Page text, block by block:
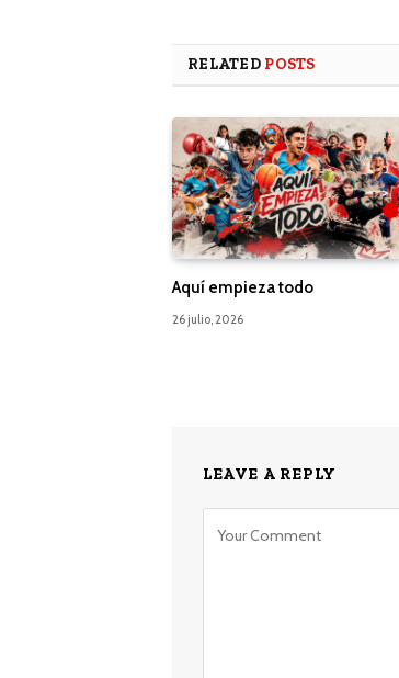
RELATED POSTS
Aquí empieza todo
26 julio, 2026
LEAVE A REPLY